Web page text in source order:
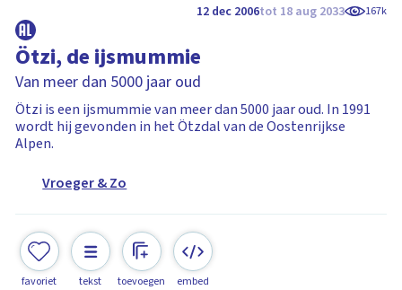
12 dec 2006tot 18 aug 2033 167k
Ötzi, de ijsmummie
Van meer dan 5000 jaar oud
Ötzi is een ijsmummie van meer dan 5000 jaar oud. In 1991
wordt hij gevonden in het Ötzdal van de Oostenrijkse
Alpen.
Vroeger & Zo
favoriet tekst toevoegen embed